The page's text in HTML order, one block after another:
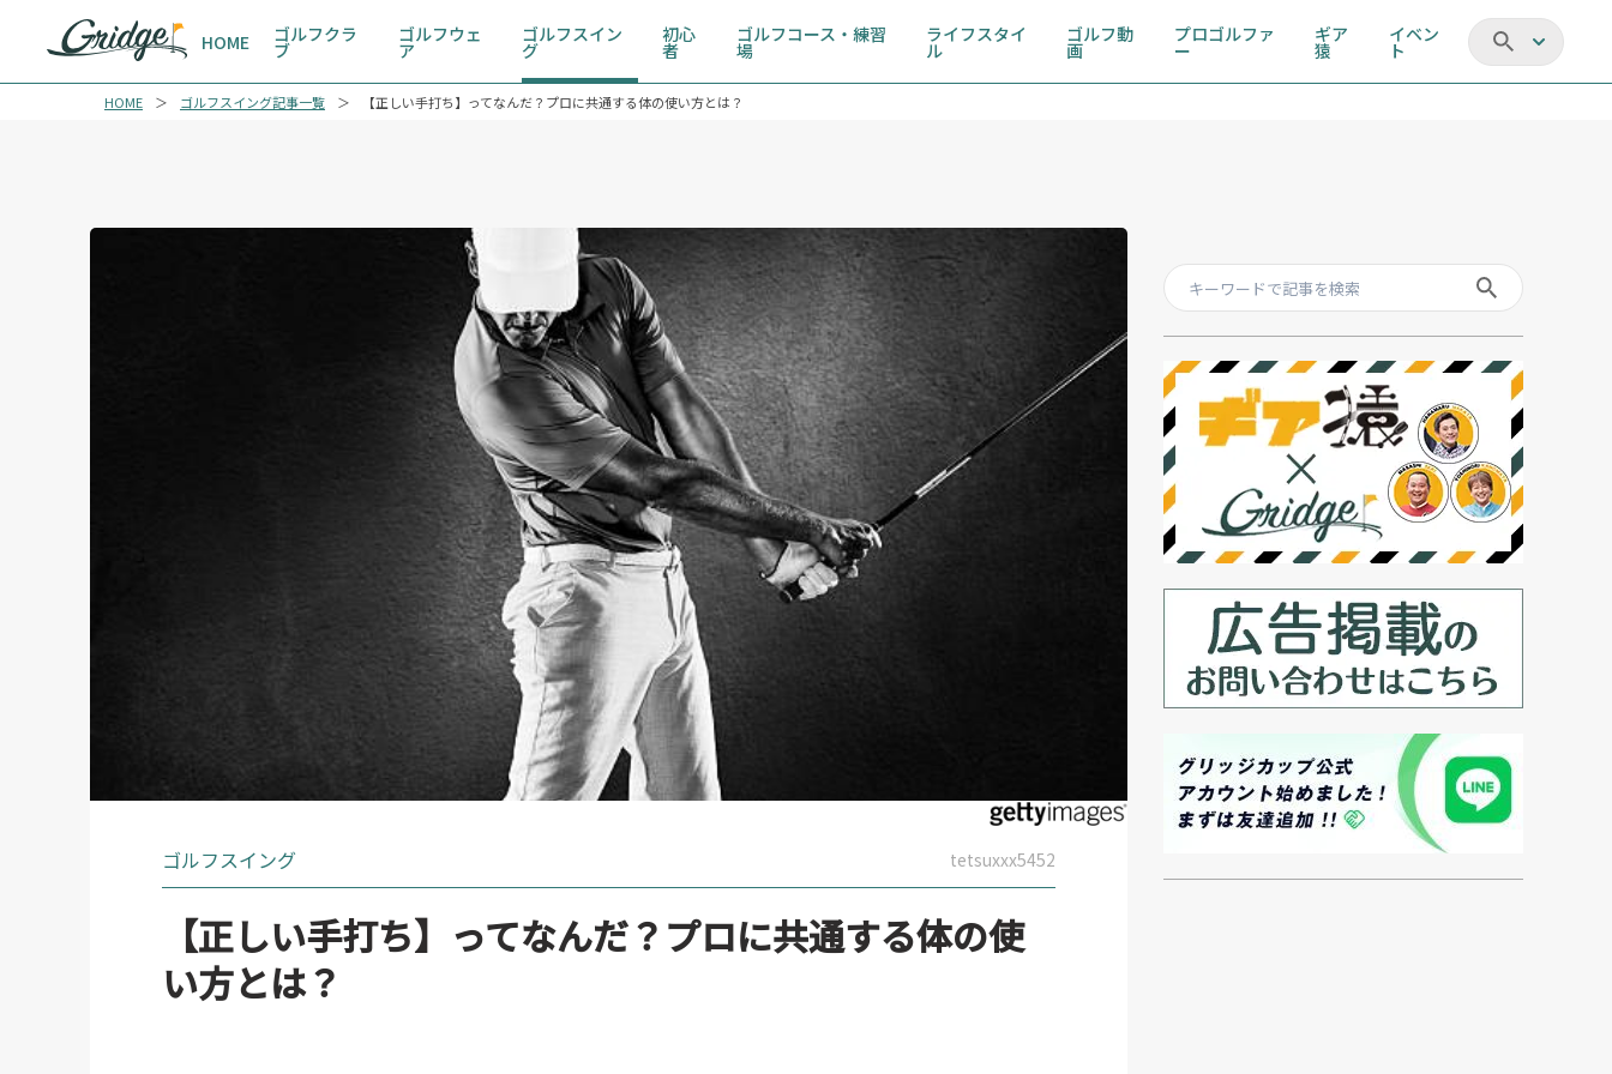
HOME ゴルフクラ
ブ
ゴルフウェ
ア
ゴルフスイン
グ
初心
者
ゴルフコース・練習
場
ライフスタイ
ル
ゴルフ動
画
プロゴルファ
ー
ギア
猿
イベン
ト
HOME ゴルフスイング記事一覧 【正しい手打ち】ってなんだ？プロに共通する体の使い方とは？
ゴルフスイング tetsuxxx5452
【正しい手打ち】ってなんだ？プロに共通する体の使
い方とは？